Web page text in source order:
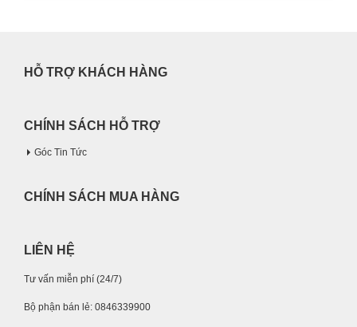
HỖ TRỢ KHÁCH HÀNG
CHÍNH SÁCH HỖ TRỢ
Góc Tin Tức
CHÍNH SÁCH MUA HÀNG
LIÊN HỆ
Tư vấn miễn phí (24/7)
Bộ phận bán lẻ: 0846339900